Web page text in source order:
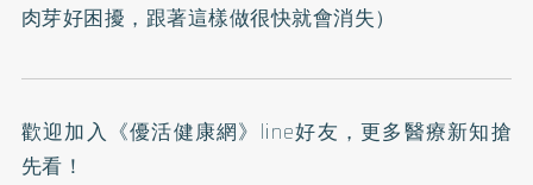
肉芽好困擾，跟著這樣做很快就會消失）
歡迎加入 《優活健康網》line好友 ，更多醫療新知搶
先看！